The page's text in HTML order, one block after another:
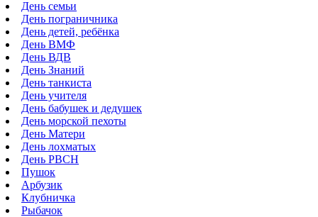
День семьи
День пограничника
День детей, ребёнка
День ВМФ
День ВДВ
День Знаний
День танкиста
День учителя
День бабушек и дедушек
День морской пехоты
День Матери
День лохматых
День РВСН
Пушок
Арбузик
Клубничка
Рыбачок